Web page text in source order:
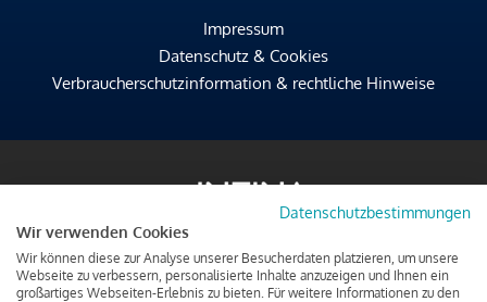
Impressum
Datenschutz & Cookies
Verbraucherschutzinformation & rechtliche Hinweise
Datenschutzbestimmungen
Wir verwenden Cookies
Wir können diese zur Analyse unserer Besucherdaten platzieren, um unsere
Webseite zu verbessern, personalisierte Inhalte anzuzeigen und Ihnen ein
großartiges Webseiten-Erlebnis zu bieten. Für weitere Informationen zu den